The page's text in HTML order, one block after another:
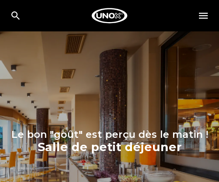
Le bon "goût" est perçu dès le matin !
Salle de petit déjeuner